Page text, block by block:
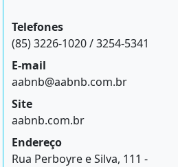
Telefones
(85) 3226-1020 / 3254-5341
E-mail
aabnb@aabnb.com.br
Site
aabnb.com.br
Endereço
Rua Perboyre e Silva, 111 -